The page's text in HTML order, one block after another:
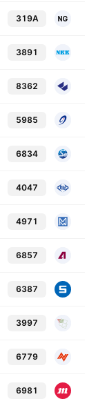
319A
3891
8362
5985
6834
4047
4971
6857
6387
3997
6779
6981